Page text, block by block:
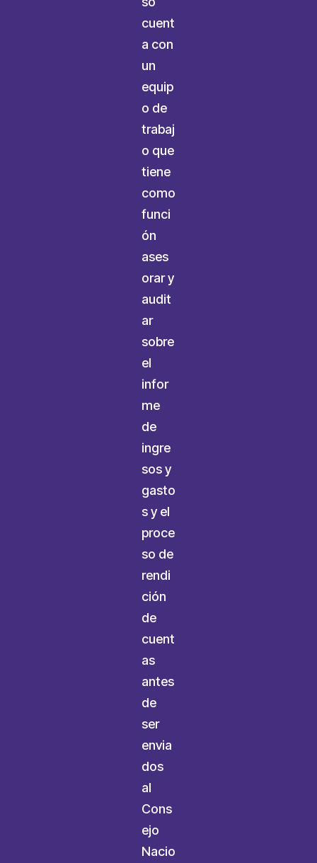
cuent
a con
un
equip
o de
trabaj
o que
tiene
como
funci
ón
ases
orar y
audit
ar
sobre
el
infor
me
de
ingre
sos y
gasto
s y el
proce
so de
rendi
ción
de
cuent
as
antes
de
ser
envia
dos
al
Cons
ejo
Nacio